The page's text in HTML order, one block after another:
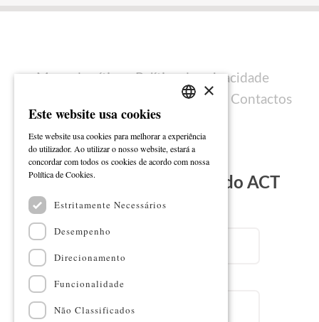
Mapa do sítio
Política de privacidade
Ficha técnica Contactos
Subscreva a Newsletter do ACT
ENGLISH
×
Este website usa cookies
Este website usa cookies para melhorar a experiência
do utilizador. Ao utilizar o nosso website, estará a
concordar com todos os cookies de acordo com nossa
Política de Cookies.
Estritamente Necessários
Desempenho
Direcionamento
Funcionalidade
Não Classificados